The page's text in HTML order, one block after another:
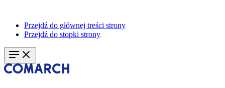
Przejdź do głównej treści strony
Przejdź do stopki strony